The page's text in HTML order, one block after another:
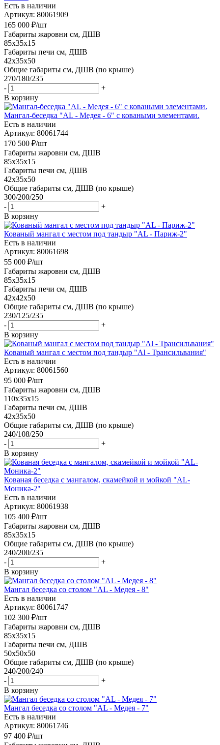
Есть в наличии
Артикул: 80061909
165 000 ₽/шт
Габариты жаровни см, ДШВ
85x35x15
Габариты печи см, ДШВ
42x35x50
Общие габариты см, ДШВ (по крыше)
270/180/235
-
+
В корзину
Мангал-беседка "AL - Медея - 6" с коваными элементами.
Есть в наличии
Артикул: 80061744
170 500 ₽/шт
Габариты жаровни см, ДШВ
85x35x15
Габариты печи см, ДШВ
42x35x50
Общие габариты см, ДШВ (по крыше)
300/200/250
-
+
В корзину
Кованый мангал с местом под тандыр "AL - Париж-2"
Есть в наличии
Артикул: 80061698
55 000 ₽/шт
Габариты жаровни см, ДШВ
85x35x15
Габариты печи см, ДШВ
42x42x50
Общие габариты см, ДШВ (по крыше)
230/125/235
-
+
В корзину
Кованый мангал с местом под тандыр "Al - Трансильвания"
Есть в наличии
Артикул: 80061560
95 000 ₽/шт
Габариты жаровни см, ДШВ
110x35x15
Габариты печи см, ДШВ
42x35x50
Общие габариты см, ДШВ (по крыше)
240/108/250
-
+
В корзину
Кованая беседка с мангалом, скамейкой и мойкой "AL-
Моника-2"
Есть в наличии
Артикул: 80061938
105 400 ₽/шт
Габариты жаровни см, ДШВ
85x35x15
Общие габариты см, ДШВ (по крыше)
240/200/235
-
+
В корзину
Мангал беседка со столом "AL - Медея - 8"
Есть в наличии
Артикул: 80061747
102 300 ₽/шт
Габариты жаровни см, ДШВ
85x35x15
Габариты печи см, ДШВ
50x50x50
Общие габариты см, ДШВ (по крыше)
240/200/240
-
+
В корзину
Мангал беседка со столом "AL - Медея - 7"
Есть в наличии
Артикул: 80061746
97 400 ₽/шт